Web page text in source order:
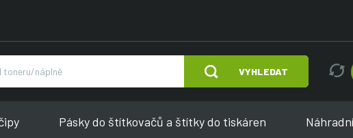
VYHLEDAT
Pásky do štítkovačů a štítky do tiskáren